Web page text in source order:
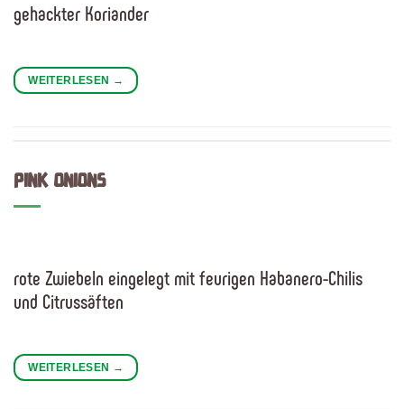
gehackter Koriander
WEITERLESEN →
PINK ONIONS
rote Zwiebeln eingelegt mit feurigen Habanero-Chilis
und Citrussäften
WEITERLESEN →